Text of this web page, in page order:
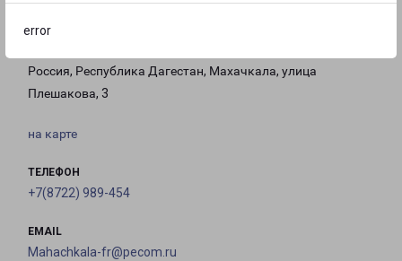
error
Россия, Республика Дагестан, Махачкала, улица
Плешакова, 3
на карте
ТЕЛЕФОН
+7(8722) 989-454
EMAIL
Mahachkala-fr@pecom.ru